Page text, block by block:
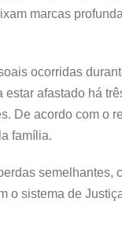
marcas
ocorridas
afastado há
De acordo com o
família.
semelhantes,
o sistema de